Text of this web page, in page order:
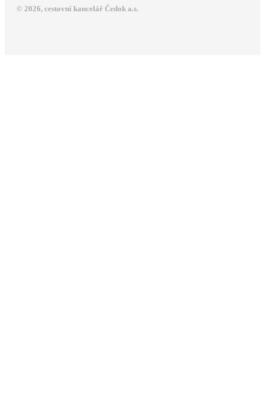
© 2026, cestovní kancelář Čedok a.s.